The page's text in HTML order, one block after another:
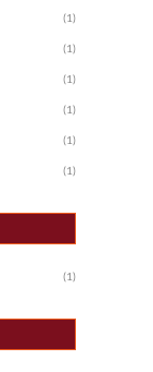
(1)
(1)
(1)
(1)
(1)
(1)
(1)